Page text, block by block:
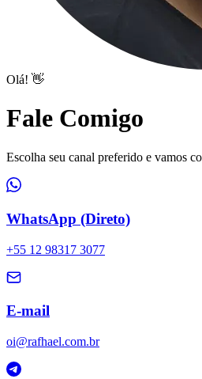
Olá! 👋
Fale Comigo
Escolha seu canal preferido e vamos
WhatsApp (Direto)
+55 12 98317 3077
E-mail
oi@rafhael.com.br